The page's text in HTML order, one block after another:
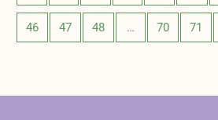
46 47 48 … 70 71